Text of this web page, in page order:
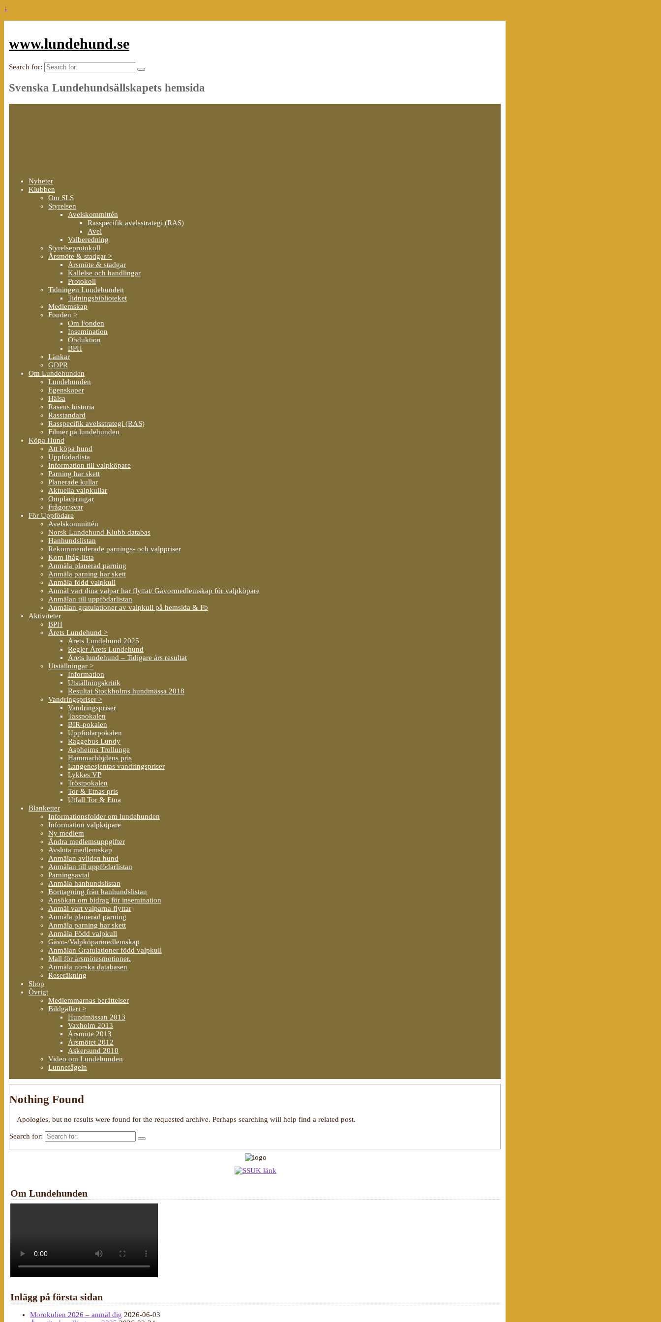
↓
www.lundehund.se
Search for:
Svenska Lundehundsällskapets hemsida
Nyheter
Klubben
Om SLS
Styrelsen
Avelskommittén
Rasspecifik avelsstrategi (RAS)
Avel
Valberedning
Styrelseprotokoll
Årsmöte & stadgar >
Årsmöte & stadgar
Kallelse och handlingar
Protokoll
Tidningen Lundehunden
Tidningsbiblioteket
Medlemskap
Fonden >
Om Fonden
Insemination
Obduktion
BPH
Länkar
GDPR
Om Lundehunden
Lundehunden
Egenskaper
Hälsa
Rasens historia
Rasstandard
Rasspecifik avelsstrategi (RAS)
Filmer på lundehunden
Köpa Hund
Att köpa hund
Uppfödarlista
Information till valpköpare
Parning har skett
Planerade kullar
Aktuella valpkullar
Omplaceringar
Frågor/svar
För Uppfödare
Avelskommittén
Norsk Lundehund Klubb databas
Hanhundslistan
Rekommenderade parnings- och valppriser
Kom Ihåg-lista
Anmäla planerad parning
Anmäla parning har skett
Anmäla född valpkull
Anmäl vart dina valpar har flyttat/ Gåvormedlemskap för valpköpare
Anmälan till uppfödarlistan
Anmälan gratulationer av valpkull på hemsida & Fb
Aktiviteter
BPH
Årets Lundehund >
Årets Lundehund 2025
Regler Årets Lundehund
Årets lundehund – Tidigare års resultat
Utställningar >
Information
Utställningskritik
Resultat Stockholms hundmässa 2018
Vandringspriser >
Vandringspriser
Tasspokalen
BIR-pokalen
Uppfödarpokalen
Raggebus Lundy
Aspheims Trollunge
Hammarhöjdens pris
Langenesjentas vandringspriser
Lykkes VP
Tröstpokalen
Tor & Etnas pris
Utfall Tor & Etna
Blanketter
Informationsfolder om lundehunden
Information valpköpare
Ny medlem
Ändra medlemsuppgifter
Avsluta medlemskap
Anmälan avliden hund
Anmälan till uppfödarlistan
Parningsavtal
Anmäla hanhundslistan
Borttagning från hanhundslistan
Ansökan om bidrag för insemination
Anmäl vart valparna flyttar
Anmäla planerad parning
Anmäla parning har skett
Anmäla Född valpkull
Gåvo-/Valpköparmedlemskap
Anmälan Gratulationer född valpkull
Mall för årsmötesmotioner.
Anmäla norska databasen
Reseräkning
Shop
Övrigt
Medlemmarnas berättelser
Bildgalleri >
Hundmässan 2013
Vaxholm 2013
Årsmöte 2013
Årsmötet 2012
Askersund 2010
Video om Lundehunden
Lunnefågeln
Nothing Found
Apologies, but no results were found for the requested archive. Perhaps searching will help find a related post.
Search for:
Om Lundehunden
Inlägg på första sidan
Morokulien 2026 – anmäl dig 2026-06-03